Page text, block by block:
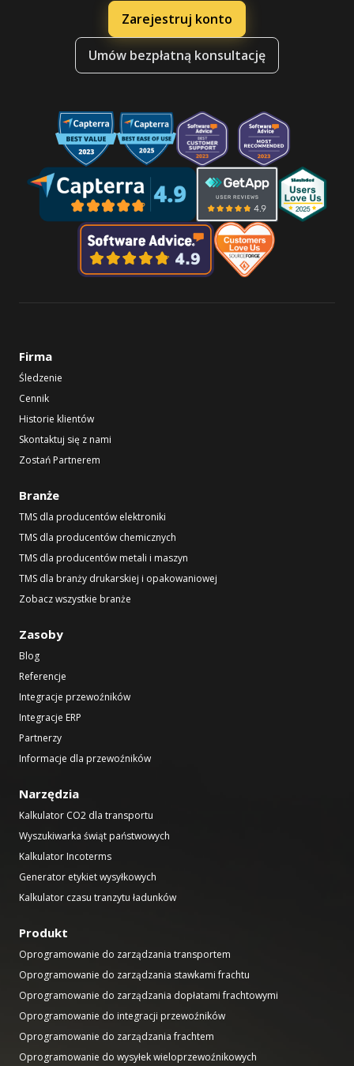
Zarejestruj konto
Umów bezpłatną konsultację
Firma
Śledzenie
Cennik
Historie klientów
Skontaktuj się z nami
Zostań Partnerem
Branże
TMS dla producentów elektroniki
TMS dla producentów chemicznych
TMS dla producentów metali i maszyn
TMS dla branży drukarskiej i opakowaniowej
Zobacz wszystkie branże
Zasoby
Blog
Referencje
Integracje przewoźników
Integracje ERP
Partnerzy
Informacje dla przewoźników
Narzędzia
Kalkulator CO2 dla transportu
Wyszukiwarka świąt państwowych
Kalkulator Incoterms
Generator etykiet wysyłkowych
Kalkulator czasu tranzytu ładunków
Produkt
Oprogramowanie do zarządzania transportem
Oprogramowanie do zarządzania stawkami frachtu
Oprogramowanie do zarządzania dopłatami frachtowymi
Oprogramowanie do integracji przewoźników
Oprogramowanie do zarządzania frachtem
Oprogramowanie do wysyłek wieloprzewoźnikowych